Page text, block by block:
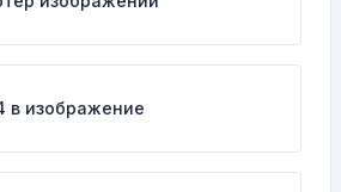
в изображение